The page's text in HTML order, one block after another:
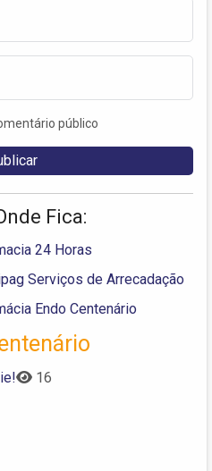
público
Fica:
24 Horas
Serviços de Arrecadação
Endo Centenário
16